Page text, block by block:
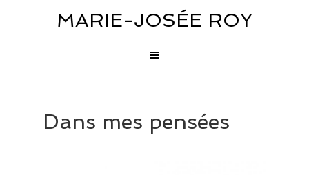
MARIE-JOSÉE ROY
Dans mes pensées